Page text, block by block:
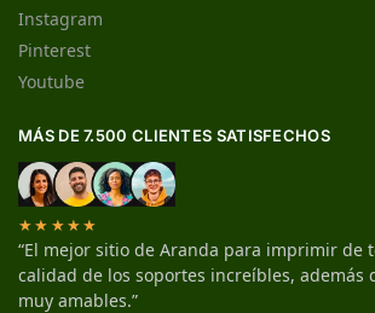
Instagram
Pinterest
Youtube
MÁS DE 7.500 CLIENTES SATISFECHOS
★★★★★
“El mejor sitio de Aranda para imprimir de
calidad de los soportes increíbles, además
muy amables.”